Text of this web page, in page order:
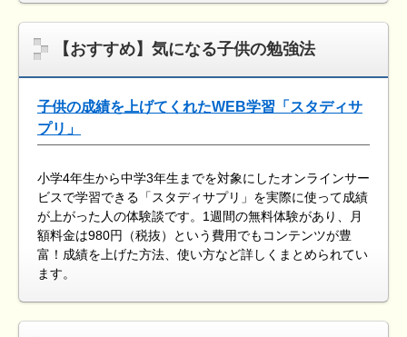
【おすすめ】気になる子供の勉強法
子供の成績を上げてくれたWEB学習「スタディサ
プリ」
小学4年生から中学3年生までを対象にしたオンラインサー
ビスで学習できる「スタディサプリ」を実際に使って成績
が上がった人の体験談です。1週間の無料体験があり、月
額料金は980円（税抜）という費用でもコンテンツが豊
富！成績を上げた方法、使い方など詳しくまとめられてい
ます。